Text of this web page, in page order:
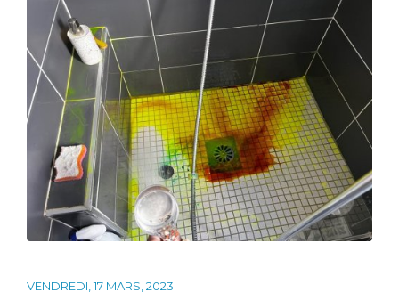
VENDREDI, 17 MARS, 2023